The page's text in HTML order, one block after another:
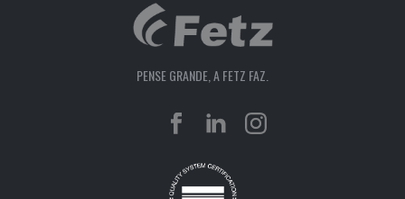
PENSE GRANDE, A FETZ FAZ.